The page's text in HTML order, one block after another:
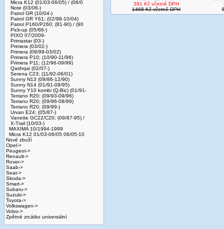
Micra K12 (01/03-06/05) / (06/0
Note (03/06-)
Patrol GR (10/04-)
Patrol GR Y61; (02/98-10/04)
Patrol P160/P260; (81-90) / (90
Pick-up (05/86-)
PIXO 07/2009-
Primastar (03-)
Primera (03/02-)
Primera (09/99-03/02)
Primera P10; (10/90-11/96)
Primera P11; (12/96-09/99)
Qashqai (02/07-)
Serena C23; (11/92-06/01)
Sunny N13 (09/86-12/90)
Sunny N14 (01/91-09/95)
Sunny Y10 kombi (Q-Bic) (01/91-
Terrano R20; (09/93-09/96)
Terrano R20; (09/96-08/99)
Terrano R20; (09/99-)
Urvan E24; (05/87-)
Vanette GC22/C20; (09/87-95) /
X-Trail (10/03-)
MAXIMA 10/1994-1999
Micra K12 01/03-06/05 06/05-10
Nové zboží
Opel->
Peugeot->
Renault->
Rover->
Saab->
Seat->
Skoda->
Smart->
Subaru->
Suzuki->
Toyota->
Volkswagen->
Volvo->
Zpětné zrcátko universální
391 Kč včetně DPH
1468 Kč včetně DPH